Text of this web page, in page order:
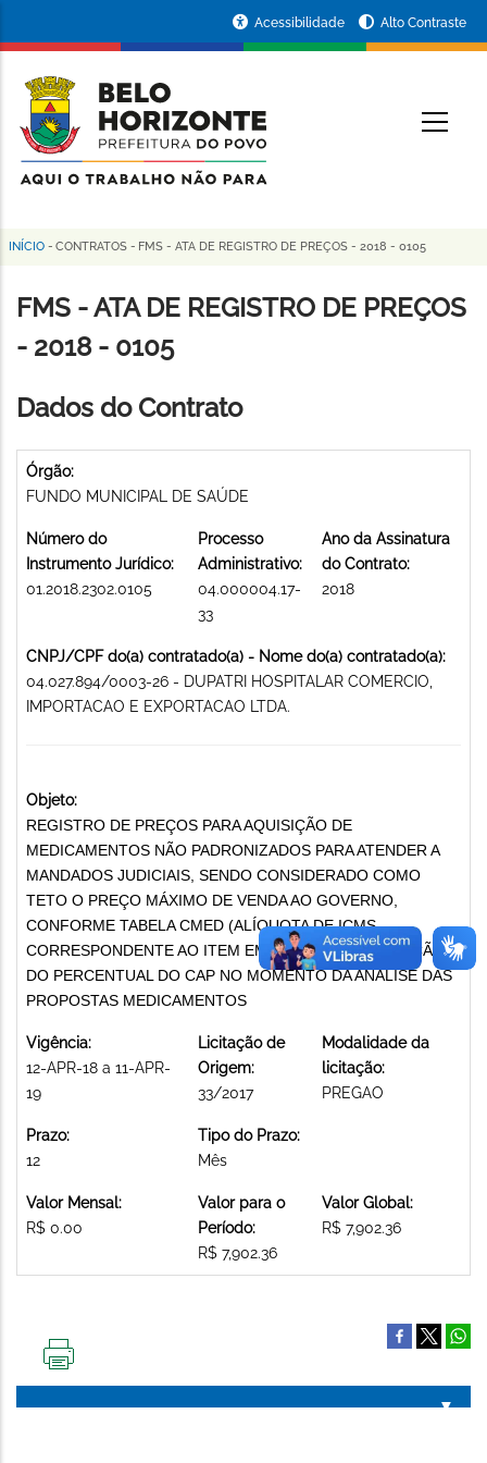
conteúdo
principal
da
Prefeitura
de
Horizonte
Acessibilidade Alto Contraste
Trilha
de
navegação
INÍCIO - CONTRATOS - FMS - ATA DE REGISTRO DE PREÇOS - 2018 - 0105
FMS - ATA DE REGISTRO DE PREÇOS
- 2018 - 0105
Dados do Contrato
Órgão:
FUNDO MUNICIPAL DE SAÚDE
Número do
Instrumento Jurídico:
01.2018.2302.0105
Processo
Administrativo:
04.000004.17-
33
Ano da Assinatura
do Contrato:
2018
CNPJ/CPF do(a) contratado(a) - Nome do(a) contratado(a):
04.027.894/0003-26 - DUPATRI HOSPITALAR COMERCIO,
IMPORTACAO E EXPORTACAO LTDA.
Objeto:
REGISTRO DE PREÇOS PARA AQUISIÇÃO DE
MEDICAMENTOS NÃO PADRONIZADOS PARA ATENDER A
MANDADOS JUDICIAIS, SENDO CONSIDERADO COMO
TETO O PREÇO MÁXIMO DE VENDA AO GOVERNO,
CONFORME TABELA CMED (ALÍQUOTA DE ICMS
CORRESPONDENTE AO ITEM EM DISPUTA) E APLICAÇÃO
DO PERCENTUAL DO CAP NO MOMENTO DA ANÁLISE DAS
PROPOSTAS MEDICAMENTOS
Vigência:
12-APR-18 a 11-APR-
19
Licitação de
Origem:
33/2017
Modalidade da
licitação:
PREGAO
Prazo:
12
Tipo do Prazo:
Mês
Valor Mensal:
R$ 0.00
Valor para o
Período:
R$ 7,902.36
Valor Global:
R$ 7,902.36
PÁGINA